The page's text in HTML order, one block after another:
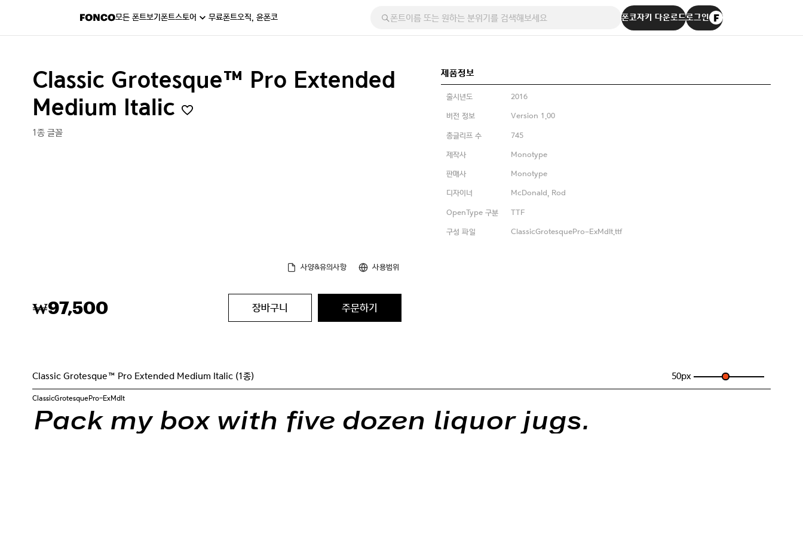
모든 폰트보기폰트스토어 무료폰트오직, 윤폰코 폰코자키 다운로드로그인
Classic Grotesque™ Pro Extended
Medium Italic
1종 글꼴
제품정보
출시년도 2016
버전 정보 Version 1.00
총글리프 수 745
제작사 Monotype
판매사 Monotype
디자이너 McDonald, Rod
OpenType 구분 TTF
구성 파일 ClassicGrotesquePro-ExMdIt.ttf
사양&유의사항 사용범위
₩97,500 장바구니 주문하기
Classic Grotesque™ Pro Extended Medium Italic (1종) 50px
ClassicGrotesquePro-ExMdIt
Pack my box with five dozen liquor jugs.